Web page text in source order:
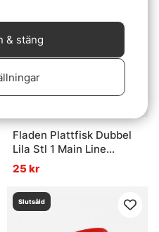
Fladen Plattfisk Dubbel
Lila Stl 1 Main Line
0.50mm, Leader 0.40mm
25 kr
Slutsåld
& stäng